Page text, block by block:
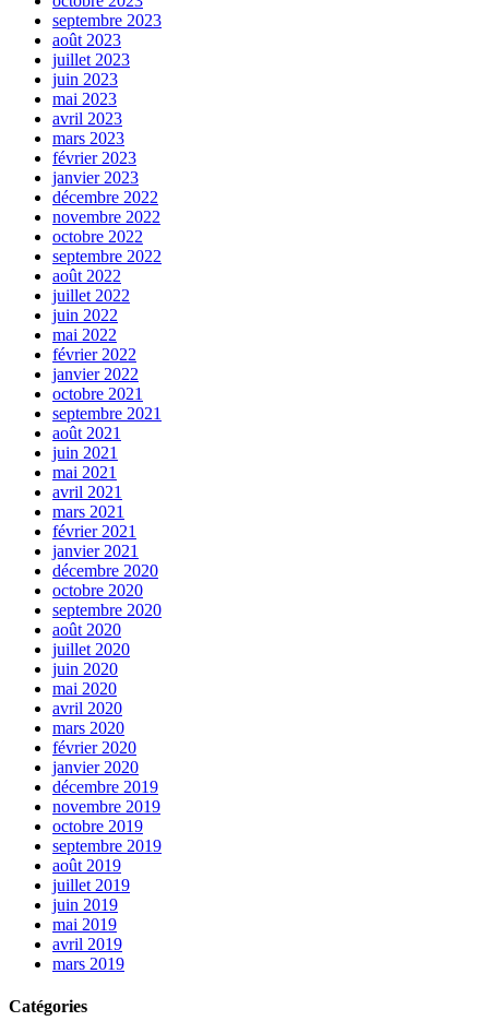
septembre 2023
août 2023
juillet 2023
juin 2023
mai 2023
avril 2023
mars 2023
février 2023
janvier 2023
décembre 2022
novembre 2022
octobre 2022
septembre 2022
août 2022
juillet 2022
juin 2022
mai 2022
février 2022
janvier 2022
octobre 2021
septembre 2021
août 2021
juin 2021
mai 2021
avril 2021
mars 2021
février 2021
janvier 2021
décembre 2020
octobre 2020
septembre 2020
août 2020
juillet 2020
juin 2020
mai 2020
avril 2020
mars 2020
février 2020
janvier 2020
décembre 2019
novembre 2019
octobre 2019
septembre 2019
août 2019
juillet 2019
juin 2019
mai 2019
avril 2019
mars 2019
Catégories